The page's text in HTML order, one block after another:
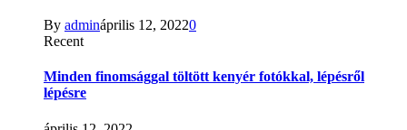
By admináprilis 12, 20220
Recent
Minden finomsággal töltött kenyér fotókkal, lépésről
lépésre